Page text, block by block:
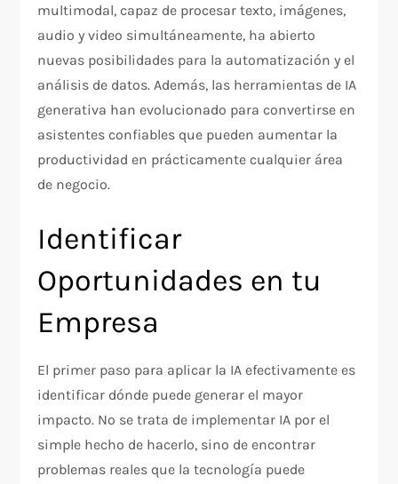
multimodal, capaz de procesar texto, imágenes,
audio y video simultáneamente, ha abierto
nuevas posibilidades para la automatización y el
análisis de datos. Además, las herramientas de IA
generativa han evolucionado para convertirse en
asistentes confiables que pueden aumentar la
productividad en prácticamente cualquier área
de negocio.
Identificar
Oportunidades en tu
Empresa
El primer paso para aplicar la IA efectivamente es
identificar dónde puede generar el mayor
impacto. No se trata de implementar IA por el
simple hecho de hacerlo, sino de encontrar
problemas reales que la tecnología puede